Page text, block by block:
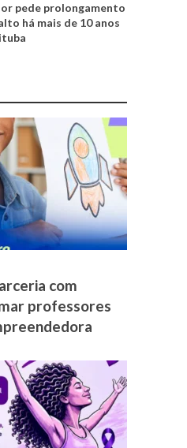
pede prolongamento
há mais de 10 anos
com
professores